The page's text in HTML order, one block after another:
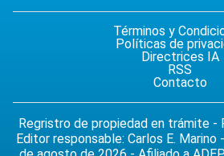
Términos y
Políticas de
Directrices IA
RSS
Contacto
Regristro de propiedad en trámite -
Editor responsable: Carlos E. Marino